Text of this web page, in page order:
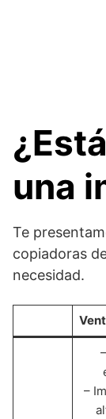
una
Te
copiadoras
necesidad.
–